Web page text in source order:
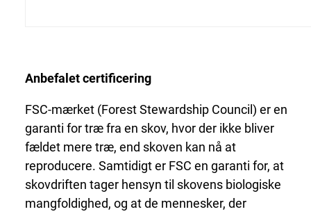
Anbefalet certificering
FSC-mærket (Forest Stewardship Council) er en
garanti for træ fra en skov, hvor der ikke bliver
fældet mere træ, end skoven kan nå at
reproducere. Samtidigt er FSC en garanti for, at
skovdriften tager hensyn til skovens biologiske
mangfoldighed, og at de mennesker, der